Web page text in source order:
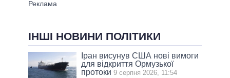
ІНШІ НОВИНИ ПОЛІТИКИ
Іран висунув США нові вимоги
для відкриття Ормузької
протоки 9 серпня 2026, 11:54